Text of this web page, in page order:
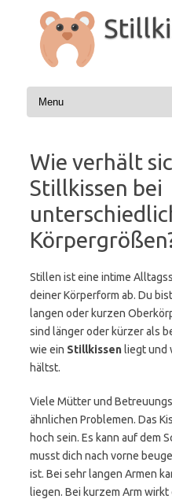
Inhalt
springen
Wie verhält
Stillkissen bei
Stillen ist eine intime
deiner Körperform ab. Du
langen oder kurzen
sind länger oder kürzer als
wie ein Stillkissen liegt und
hältst.
Viele Mütter und
ähnlichen Problemen. Das
hoch sein. Es kann auf dem
musst dich nach vorne
ist. Bei sehr langen Armen
liegen. Bei kurzem Arm